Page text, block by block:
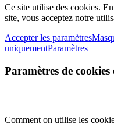
Ce site utilise des cookies.
site, vous acceptez notre
Accepter les paramètres
uniquementParamètres
Paramètres de
Comment on utilise les